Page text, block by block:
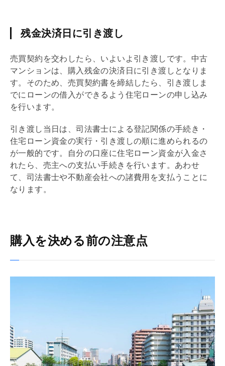
残金決済日に引き渡し
売買契約 を交わしたら、いよいよ引き渡しです。中古
マンションは、購入残金の決済日に引き渡しとなりま
す。そのため、 売買契約書を締結したら、引き渡しま
でにローンの借入ができるよう 住宅ローンの申し込み
を行います。
引き渡し当日は、司法書士による登記関係の手続き・
住宅ローン資金の実行・引き渡しの順に進められるの
が一般的です。自分の口座に住宅ローン資金が入金さ
れたら、売主への支払い手続きを行います。あわせ
て、司法書士や不動産会社への諸費用を支払うことに
なります。
購入を決める前の注意点